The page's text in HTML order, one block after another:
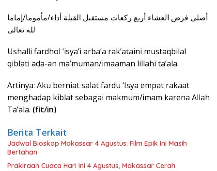
لله تعالى
Ushalli fardhol ‘isya’i arba’a rak’ataini mustaqbilal
qiblati ada-an ma’muman/imaaman lillahi ta’ala.
Artinya: Aku berniat salat fardu ‘Isya empat rakaat
menghadap kiblat sebagai makmum/imam karena Allah
Ta’ala. (fit/in)
Berita Terkait
Jadwal Bioskop Makassar 4 Agustus: Film Epik Ini Masih
Bertahan
Prakiraan Cuaca Hari Ini 4 Agustus, Makassar Cerah